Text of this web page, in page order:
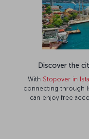
Discover the
With Stopover in
connecting through
can enjoy free